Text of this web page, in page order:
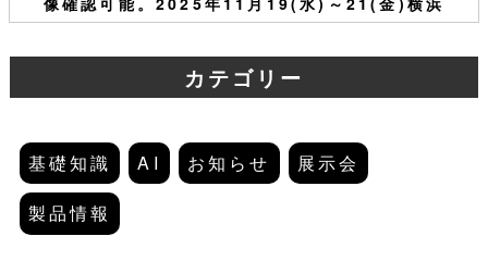
カテゴリー
基礎知識 AI お知らせ 展示会
製品情報